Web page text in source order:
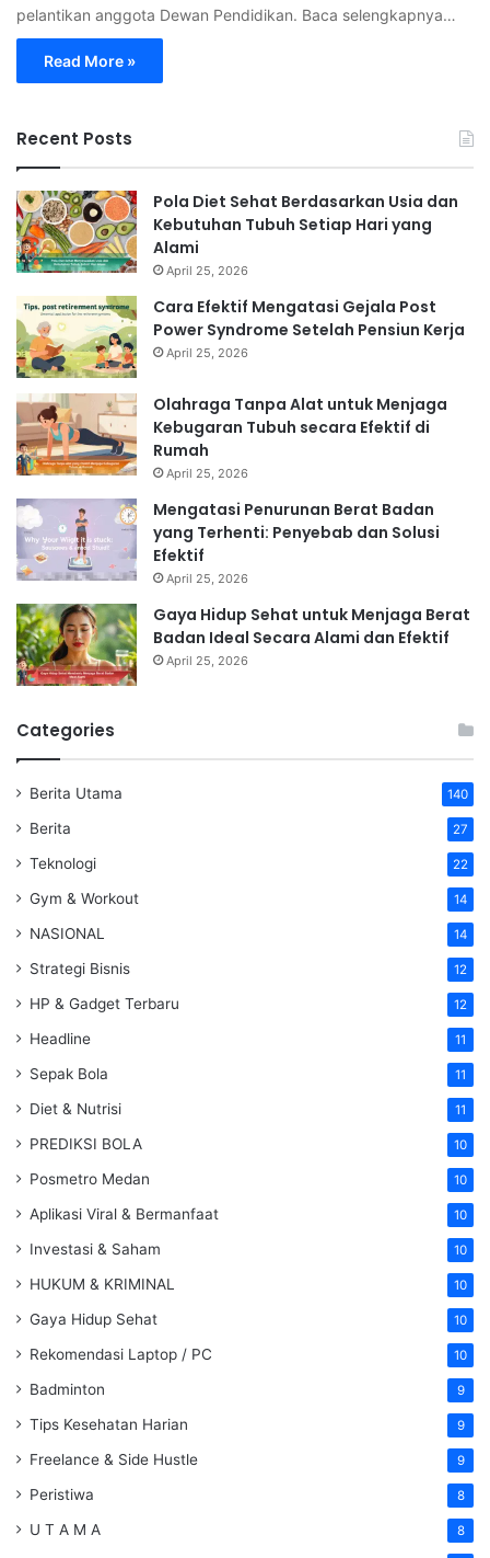
pelantikan anggota Dewan Pendidikan. Baca selengkapnya…
Read More »
Recent Posts
Pola Diet Sehat Berdasarkan Usia dan
Kebutuhan Tubuh Setiap Hari yang
Alami
April 25, 2026
Cara Efektif Mengatasi Gejala Post
Power Syndrome Setelah Pensiun Kerja
April 25, 2026
Olahraga Tanpa Alat untuk Menjaga
Kebugaran Tubuh secara Efektif di
Rumah
April 25, 2026
Mengatasi Penurunan Berat Badan
yang Terhenti: Penyebab dan Solusi
Efektif
April 25, 2026
Gaya Hidup Sehat untuk Menjaga Berat
Badan Ideal Secara Alami dan Efektif
April 25, 2026
Categories
Berita Utama 140
Berita 27
Teknologi 22
Gym & Workout 14
NASIONAL 14
Strategi Bisnis 12
HP & Gadget Terbaru 12
Headline 11
Sepak Bola 11
Diet & Nutrisi 11
PREDIKSI BOLA 10
Posmetro Medan 10
Aplikasi Viral & Bermanfaat 10
Investasi & Saham 10
HUKUM & KRIMINAL 10
Gaya Hidup Sehat 10
Rekomendasi Laptop / PC 10
Badminton 9
Tips Kesehatan Harian 9
Freelance & Side Hustle 9
Peristiwa 8
U T A M A 8